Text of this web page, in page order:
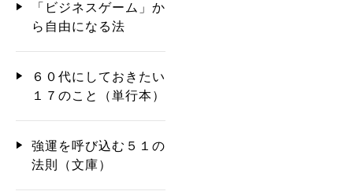
「ビジネスゲーム」か
ら自由になる法
６０代にしておきたい
１７のこと（単行本）
強運を呼び込む５１の
法則（文庫）